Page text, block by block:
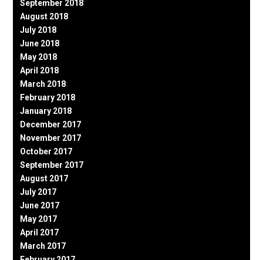
September 2018
August 2018
July 2018
June 2018
May 2018
April 2018
March 2018
February 2018
January 2018
December 2017
November 2017
October 2017
September 2017
August 2017
July 2017
June 2017
May 2017
April 2017
March 2017